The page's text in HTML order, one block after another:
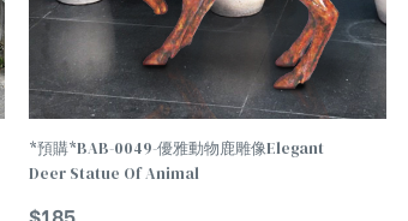
*預購*BAB-0049-優雅動物鹿雕像Elegant
Deer Statue Of Animal
$185